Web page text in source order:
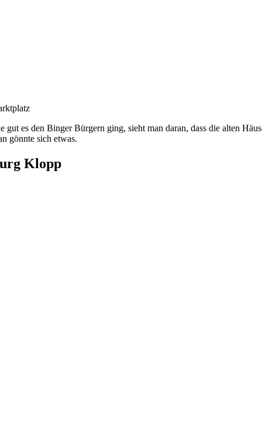
gut es den Binger Bürgern ging, sieht man daran, dass die alten
gönnte sich etwas.
Klopp